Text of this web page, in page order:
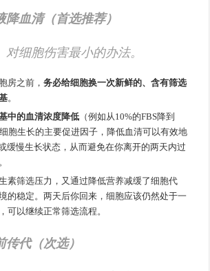
降血清（首选推荐）
细胞伤害最小的办法。
房之前，务必给细胞换一次新鲜的、含有筛选
。
中的血清浓度降低 （例如从10%的FBS降到
胞生长的主要促进因子，降低血清可以有效地
缓慢生长状态，从而避免在你离开的两天内过
素筛选压力，又通过降低营养减缓了细胞代
的稳定。两天后你回来，细胞应该仍然处于一
可以继续正常筛选流程。
代（次选）